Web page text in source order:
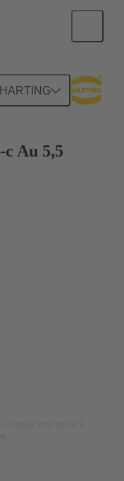
Au 5,5